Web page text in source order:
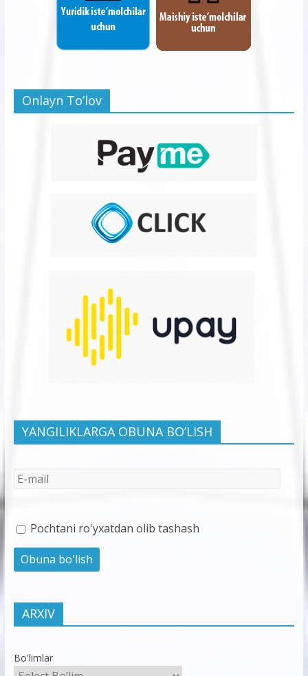
Onlayn To’lov
YANGILIKLARGA OBUNA BO’LISH
Pochtani ro'yxatdan olib tashash
ARXIV
Bo'limlar